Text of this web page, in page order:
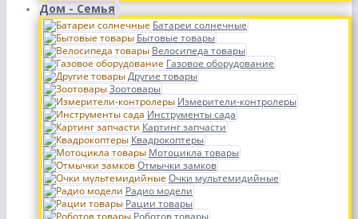
Дом - Семья
Батареи солнечные
Бытовые товары
Велосипеда товары
Газовое оборудование
Другие товары
Зоотовары
Измерители-контролеры
Инструменты сада
Картинг запчасти
Квадрокоптеры
Мотоцикла товары
Отмычки замков
Очки мультемидийные
Радио модели
Рации товары
Роботов товары